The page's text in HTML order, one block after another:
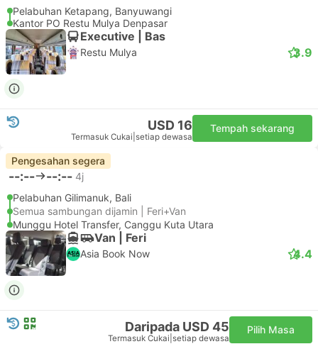
Pelabuhan Ketapang, Banyuwangi
Kantor PO Restu Mulya Denpasar
Executive | Bas
Restu Mulya 3.9
USD 16
Termasuk Cukai setiap dewasa
Tempah sekarang
Pengesahan segera
--:-- --:-- 4j
Pelabuhan Gilimanuk, Bali
Semua sambungan dijamin | Feri+Van
Munggu Hotel Transfer, Canggu Kuta Utara
Van | Feri
Asia Book Now 4.4
Daripada USD 45
Termasuk Cukai setiap dewasa
Pilih Masa